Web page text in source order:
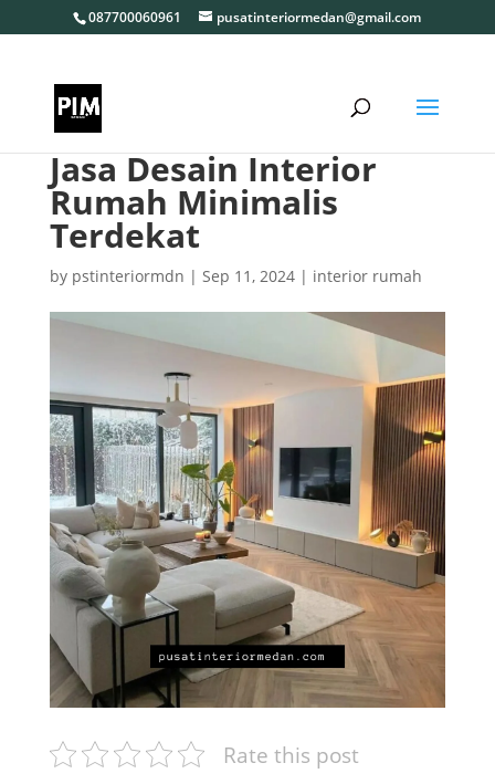
087700060961 pusatinteriormedan@gmail.com
Jasa Desain Interior
Rumah Minimalis
Terdekat
by pstinteriormdn | Sep 11, 2024| interior rumah
Rate this post